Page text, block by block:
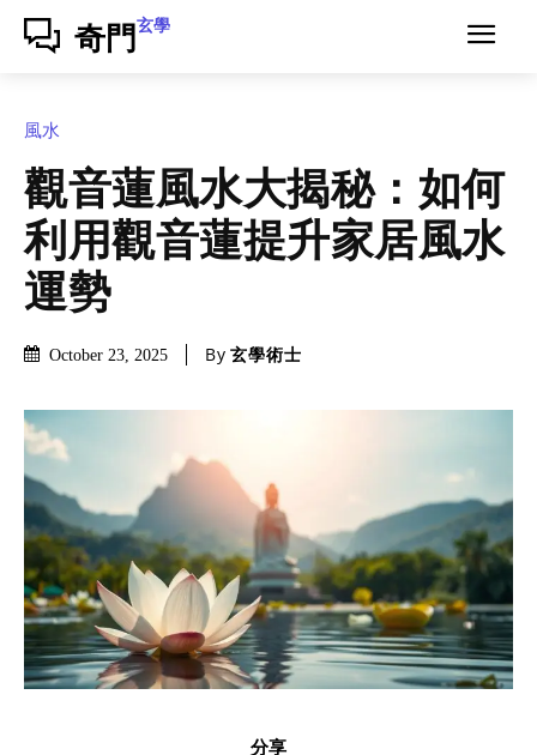
奇門 玄學
風水
觀音蓮風水大揭秘：如何
利用觀音蓮提升家居風水
運勢
October 23, 2025 By 玄學術士
分享